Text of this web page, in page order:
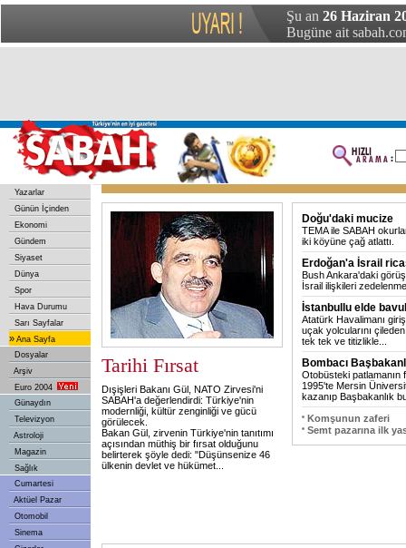
Şu an 26 Haziran
Bugüne ait
Yazarlar
Günün İçinden
Ekonomi
Gündem
Siyaset
Dünya
Spor
Hava Durumu
Sarı Sayfalar
» Ana Sayfa
Dosyalar
Arşiv
Euro 2004
Günaydın
Televizyon
Astroloji
Magazin
Sağlık
Cumartesi
Aktüel Pazar
Otomobil
Sinema
Tarihi Fırsat
Dışişleri Bakanı Gül, NATO Zirvesi'ni
SABAH'a değerlendirdi: Türkiye'nin
modernliği, kültür zenginliği ve gücü
görülecek.
Bakan Gül, zirvenin Türkiye'nin tanıtımı
açısından müthiş bir fırsat olduğunu
belirterek şöyle dedi: "Düşünsenize 46
ülkenin devlet ve hükümet
Doğu'daki mucize
TEMA ile SABAH
iki köyüne çağ atlattı.
Erdoğan'a İsrail
Bush Ankara'daki
İsrail ilişkileri
İstanbullu elde
Atatürk Havalimanı
uçak yolcularını
tek tek ve titizlikle
Bombacı
Otobüsteki patlamanın
1995'te Mersin
kazanıp Başbakanlık
Komşunun zaferi
Semt pazarına ilk